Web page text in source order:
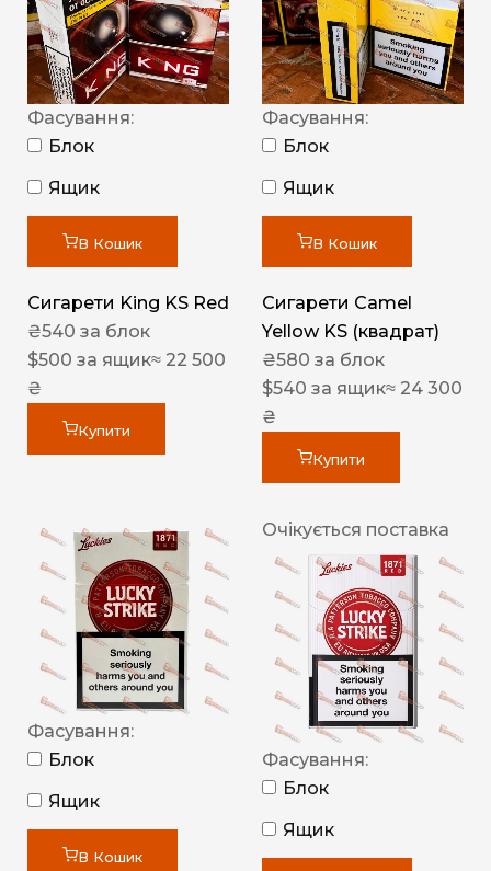
Фасування:
Блок
Ящик
В Кошик
Сигарети King KS Red
₴540 за блок
$500 за ящик≈ 22 500
₴
Купити
Фасування:
Блок
Ящик
В Кошик
Сигарети Camel
Yellow KS (квадрат)
₴580 за блок
$540 за ящик≈ 24 300
₴
Купити
Фасування:
Блок
Ящик
В Кошик
Очікується поставка
Фасування:
Блок
Ящик